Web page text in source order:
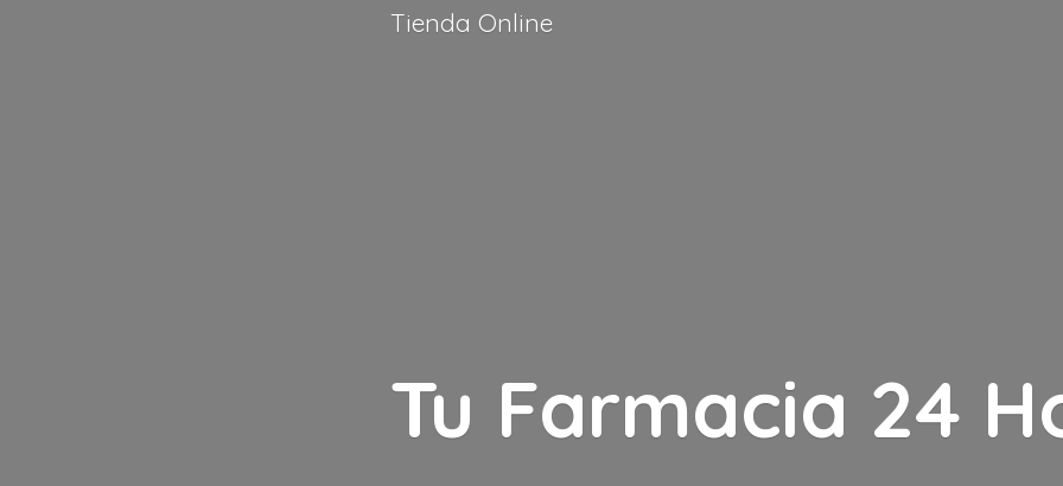
Tu Farmacia 24
Tienda Online